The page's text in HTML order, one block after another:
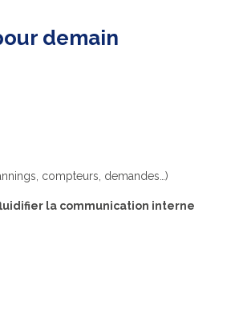
demain
compteurs, demandes…)
la communication interne